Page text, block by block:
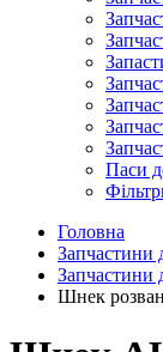
Паси
Головна
Запчастини
Запчастини
Шнек